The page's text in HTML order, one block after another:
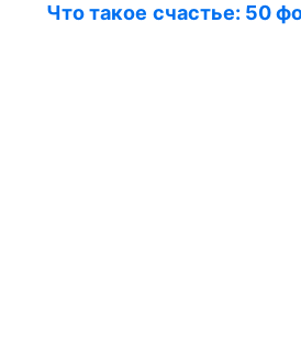
Что такое счастье: 50